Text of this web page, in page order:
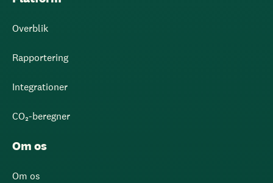
Overblik
Rapportering
Integrationer
CO₂-beregner
Om os
Om os